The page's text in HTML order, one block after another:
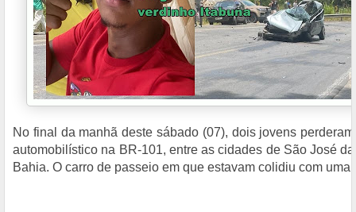
No final da manhã deste sábado (07), dois jovens
automobilístico na BR-101, entre as cidades de São José
Bahia. O carro de passeio em que estavam colidiu com uma